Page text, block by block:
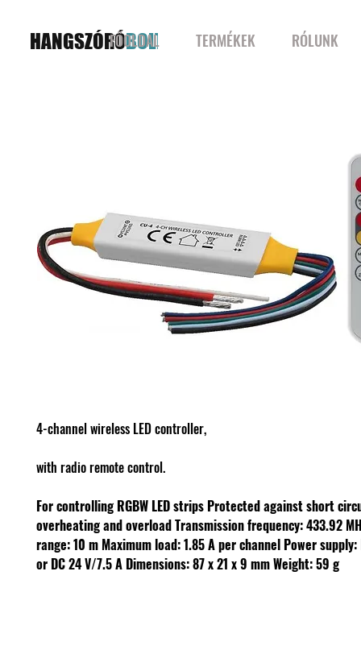
HANGSZÓRÓBOLT
FŐOLDAL TERMÉKEK RÓLUNK
4-channel wireless LED controller,
with radio remote control.
For controlling RGBW LED strips Protected against short
overheating and overloadTransmission frequency: 433.92
range: 10 m Maximum load: 1.85 A per channel Power supply:
or DC 24 V/7.5 A Dimensions: 87 x 21 x 9 mmWeight: 59 g